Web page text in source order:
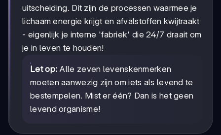
uitscheiding. Dit zijn de processen waarmee je
lichaam energie krijgt en afvalstoffen kwijtraakt
- eigenlijk je interne 'fabriek' die 24/7 draait om
je in leven te houden!
Let op: Alle zeven levenskenmerken
moeten aanwezig zijn om iets als levend te
bestempelen. Mist er één? Dan is het geen
levend organisme!